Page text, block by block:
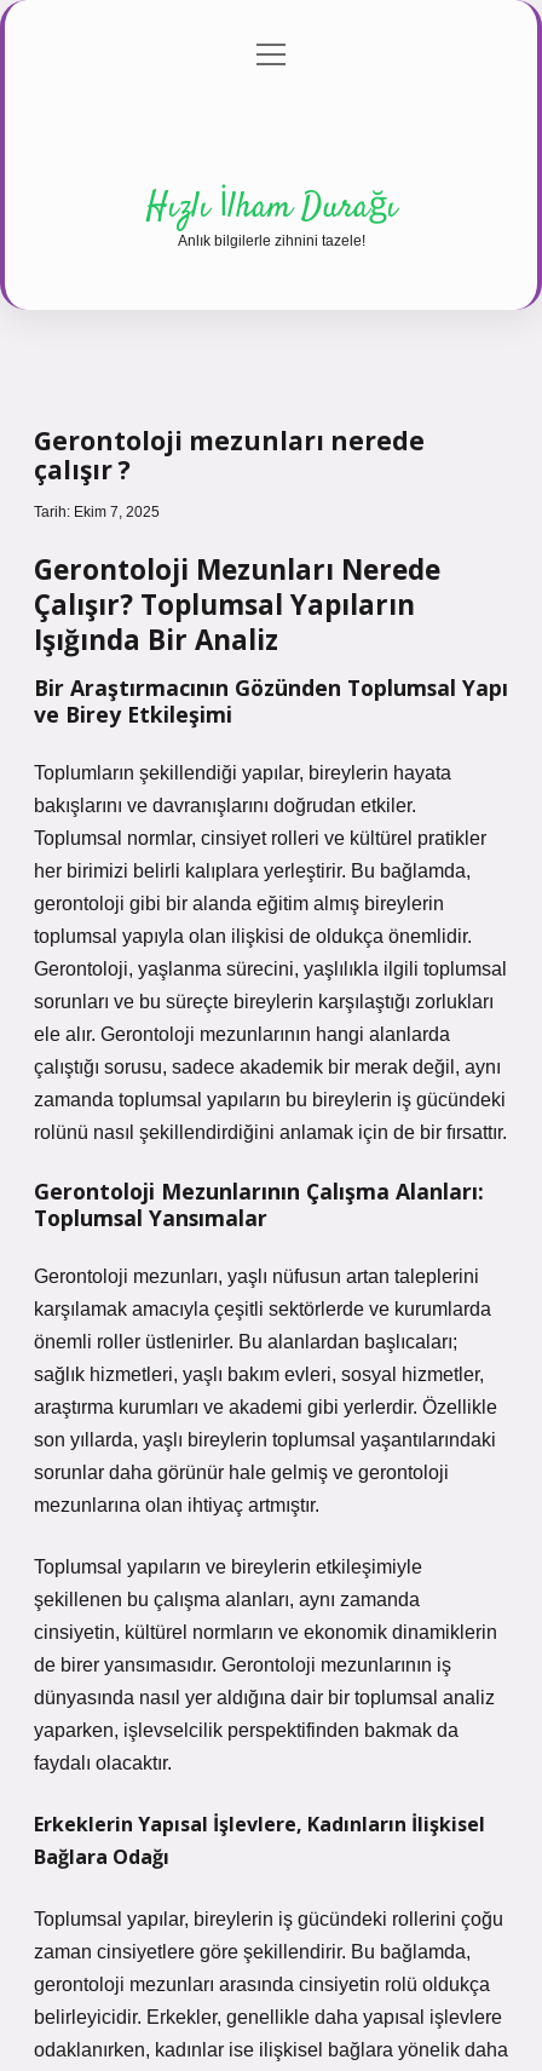
Gizlilik Politikası
menüyü
Hızlı İlham Durağı
Anlık bilgilerle zihnini tazele!
Gerontoloji mezunları nerede
çalışır ?
Tarih: Ekim 7, 2025
Gerontoloji Mezunları Nerede
Çalışır? Toplumsal Yapıların
Işığında Bir Analiz
Bir Araştırmacının Gözünden Toplumsal Yapı
ve Birey Etkileşimi
Toplumların şekillendiği yapılar, bireylerin hayata
bakışlarını ve davranışlarını doğrudan etkiler.
Toplumsal normlar, cinsiyet rolleri ve kültürel pratikler
her birimizi belirli kalıplara yerleştirir. Bu bağlamda,
gerontoloji gibi bir alanda eğitim almış bireylerin
toplumsal yapıyla olan ilişkisi de oldukça önemlidir.
Gerontoloji, yaşlanma sürecini, yaşlılıkla ilgili toplumsal
sorunları ve bu süreçte bireylerin karşılaştığı zorlukları
ele alır. Gerontoloji mezunlarının hangi alanlarda
çalıştığı sorusu, sadece akademik bir merak değil, aynı
zamanda toplumsal yapıların bu bireylerin iş gücündeki
rolünü nasıl şekillendirdiğini anlamak için de bir fırsattır.
Gerontoloji Mezunlarının Çalışma Alanları:
Toplumsal Yansımalar
Gerontoloji mezunları, yaşlı nüfusun artan taleplerini
karşılamak amacıyla çeşitli sektörlerde ve kurumlarda
önemli roller üstlenirler. Bu alanlardan başlıcaları;
sağlık hizmetleri, yaşlı bakım evleri, sosyal hizmetler,
araştırma kurumları ve akademi gibi yerlerdir. Özellikle
son yıllarda, yaşlı bireylerin toplumsal yaşantılarındaki
sorunlar daha görünür hale gelmiş ve gerontoloji
mezunlarına olan ihtiyaç artmıştır.
Toplumsal yapıların ve bireylerin etkileşimiyle
şekillenen bu çalışma alanları, aynı zamanda
cinsiyetin, kültürel normların ve ekonomik dinamiklerin
de birer yansımasıdır. Gerontoloji mezunlarının iş
dünyasında nasıl yer aldığına dair bir toplumsal analiz
yaparken, işlevselcilik perspektifinden bakmak da
faydalı olacaktır.
Erkeklerin Yapısal İşlevlere, Kadınların İlişkisel
Bağlara Odağı
Toplumsal yapılar, bireylerin iş gücündeki rollerini çoğu
zaman cinsiyetlere göre şekillendirir. Bu bağlamda,
gerontoloji mezunları arasında cinsiyetin rolü oldukça
belirleyicidir. Erkekler, genellikle daha yapısal işlevlere
odaklanırken, kadınlar ise ilişkisel bağlara yönelik daha